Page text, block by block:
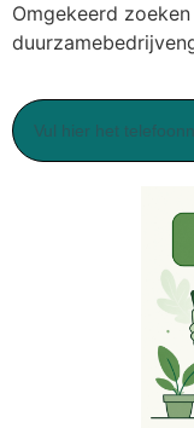
Omgekeerd